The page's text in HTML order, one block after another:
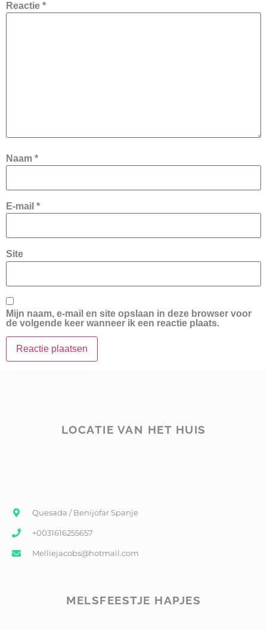
Reactie *
Naam *
E-mail *
Site
Mijn naam, e-mail en site opslaan in deze browser voor
de volgende keer wanneer ik een reactie plaats.
LOCATIE VAN HET HUIS
Quesada / Benijofar Spanje
+0031616255657
Melliejacobs@hotmail.com
MELSFEESTJE HAPJES